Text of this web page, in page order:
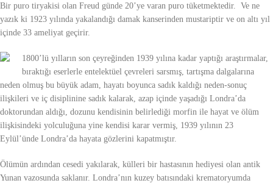
Bir puro tiryakisi olan Freud günde 20’ye varan puro tüketmektedir. Ve ne
yazık ki 1923 yılında yakalandığı damak kanserinden mustariptir ve on altı yıl
içinde 33 ameliyat geçirir.
1800’lü yılların son çeyreğinden 1939 yılına kadar yaptığı araştırmalar,
bıraktığı eserlerle entelektüel çevreleri sarsmış, tartışma dalgalarına
neden olmuş bu büyük adam, hayatı boyunca sadık kaldığı neden-sonuç
ilişkileri ve iç disiplinine sadık kalarak, azap içinde yaşadığı Londra’da
doktorundan aldığı, dozunu kendisinin belirlediği morfin ile hayat ve ölüm
ilişkisindeki yolculuğuna yine kendisi karar vermiş, 1939 yılının 23
Eylül’ünde Londra’da hayata gözlerini kapatmıştır.
Ölümün ardından cesedi yakılarak, külleri bir hastasının hediyesi olan antik
Yunan vazosunda saklanır. Londra’nın kuzey batısındaki krematoryumda